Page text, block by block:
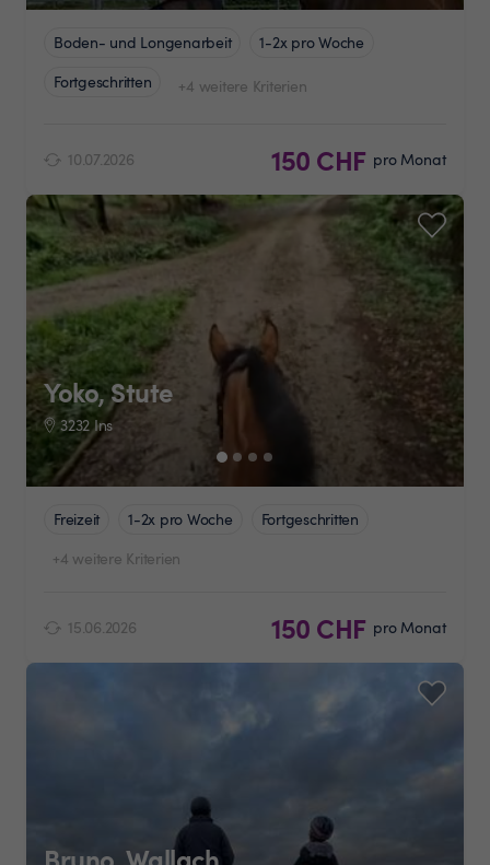
Boden- und Longenarbeit
1-2x pro Woche
Fortgeschritten
+4 weitere Kriterien
10.07.2026 150 CHF pro Monat
Yoko, Stute
3232 Ins
Freizeit 1-2x pro Woche
Fortgeschritten
+4 weitere Kriterien
15.06.2026 150 CHF pro Monat